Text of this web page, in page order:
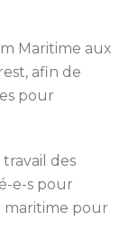
Maritime aux
afin de
pour
des
e-s pour
pour